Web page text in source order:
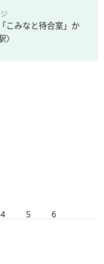
こみなと待合室」か
〉
4 5 6